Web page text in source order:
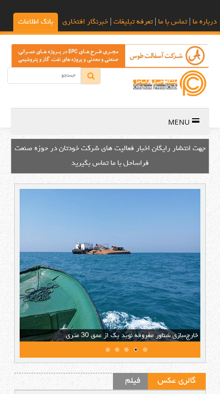
درباره ما |تماس با ما |تعرفه تبلیغات خبرنگار افتخاری بانک اطلاعات
MENU
باشگاه خبری فراساحل؛ مرجع تخصصی انتشار اخبار صنعت فراساحل
ایران و جهان
خارج‌سازی شناور مغروقه نويد يك از عمق 30 متری
گالری عکس فیلم